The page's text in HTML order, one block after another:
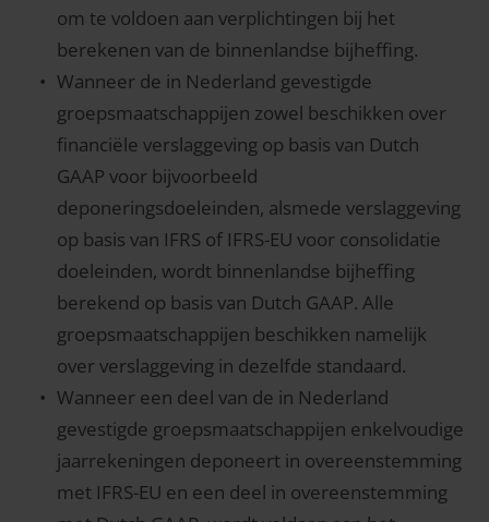
om te voldoen aan verplichtingen bij het
berekenen van de binnenlandse bijheffing.
Wanneer de in Nederland gevestigde
groepsmaatschappijen zowel beschikken over
financiële verslaggeving op basis van Dutch
GAAP voor bijvoorbeeld
deponeringsdoeleinden, alsmede verslaggeving
op basis van IFRS of IFRS-EU voor consolidatie
doeleinden, wordt binnenlandse bijheffing
berekend op basis van Dutch GAAP. Alle
groepsmaatschappijen beschikken namelijk
over verslaggeving in dezelfde standaard.
Wanneer een deel van de in Nederland
gevestigde groepsmaatschappijen enkelvoudige
jaarrekeningen deponeert in overeenstemming
met IFRS-EU en een deel in overeenstemming